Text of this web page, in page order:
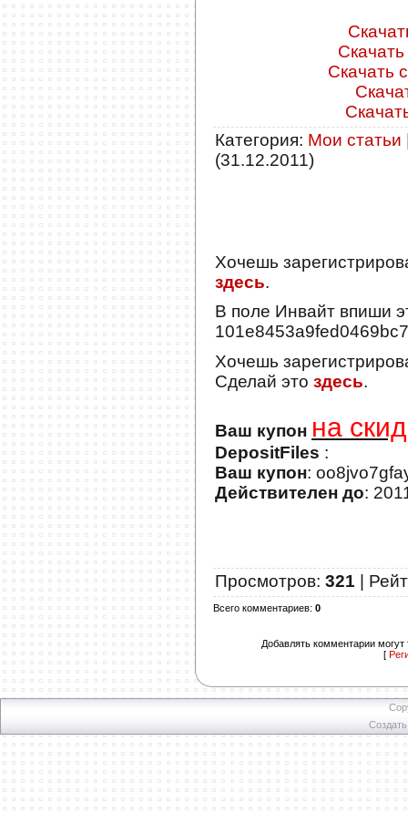
Скачать
Категория: Мои статьи
(31.12.2011)
Хочешь
здесь.
В поле Инвайт впиши
Хочешь
Сделай это здесь.
Ваш купон на
DepositFiles :
Ваш купон:
Действителен до:
Просмотров: 321 |
Всего комментариев: 0
Добавлять комментарии могут
[